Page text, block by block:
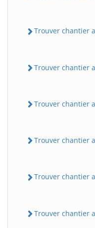
Trouver chantier
Trouver chantier
Trouver chantier
Trouver chantier
Trouver chantier
Trouver chantier